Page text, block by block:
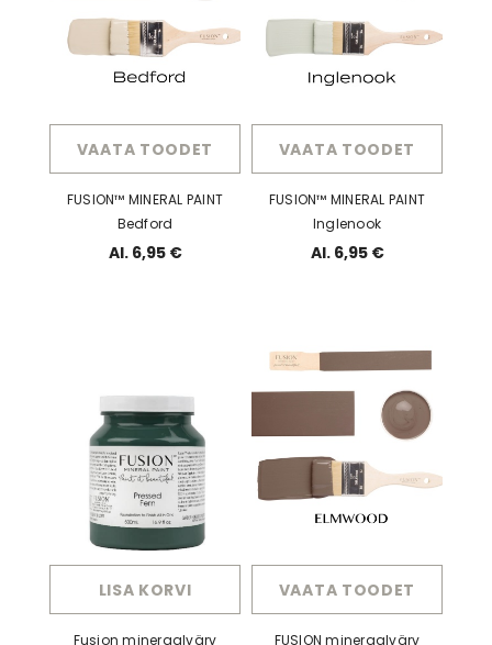
VAATA TOODET
FUSION™ MINERAL PAINT
Bedford
Al. 6,95 €
VAATA TOODET
FUSION™ MINERAL PAINT
Inglenook
Al. 6,95 €
LISA KORVI
Fusion mineraalvärv
VAATA TOODET
FUSION mineraalvärv